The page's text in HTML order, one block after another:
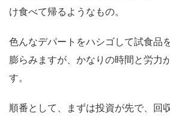
け食べて帰るようなもの。
色んなデパートをハシゴして試食品
膨らみますが、かなりの時間と労力
す。
順番として、まずは投資が先で、回